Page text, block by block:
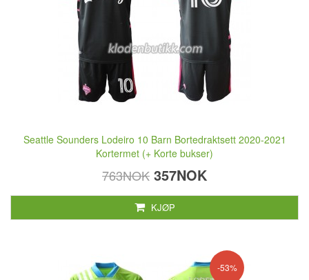
Seattle Sounders Lodeiro 10 Barn Bortedraktsett 2020-2021
Kortermet (+ Korte bukser)
763NOK 357NOK
KJØP
-53%